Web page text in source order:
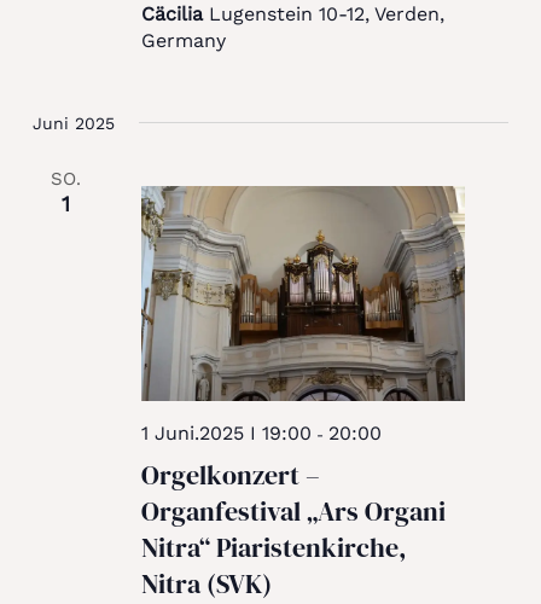
Cäcilia Lugenstein 10-12, Verden,
Germany
Juni 2025
SO.
1
1 Juni.2025 I 19:00 - 20:00
Orgelkonzert –
Organfestival „Ars Organi
Nitra“ Piaristenkirche,
Nitra (SVK)